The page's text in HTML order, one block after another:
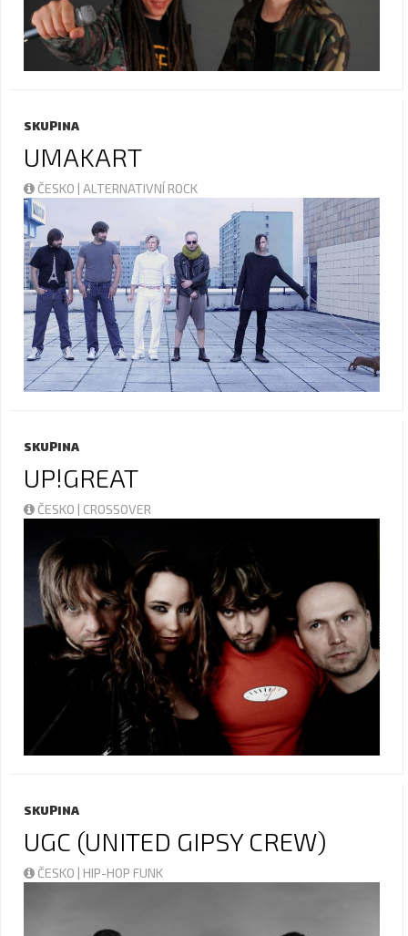
SKUPINA
UMAKART
ČESKO | ALTERNATIVNÍ ROCK
SKUPINA
UP!GREAT
ČESKO | CROSSOVER
SKUPINA
UGC (UNITED GIPSY CREW)
ČESKO | HIP-HOP FUNK